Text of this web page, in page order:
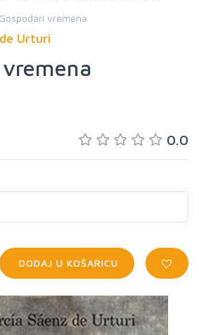
Gospodari vremena
Urturi
0.0
DODAJ U KOŠARICU